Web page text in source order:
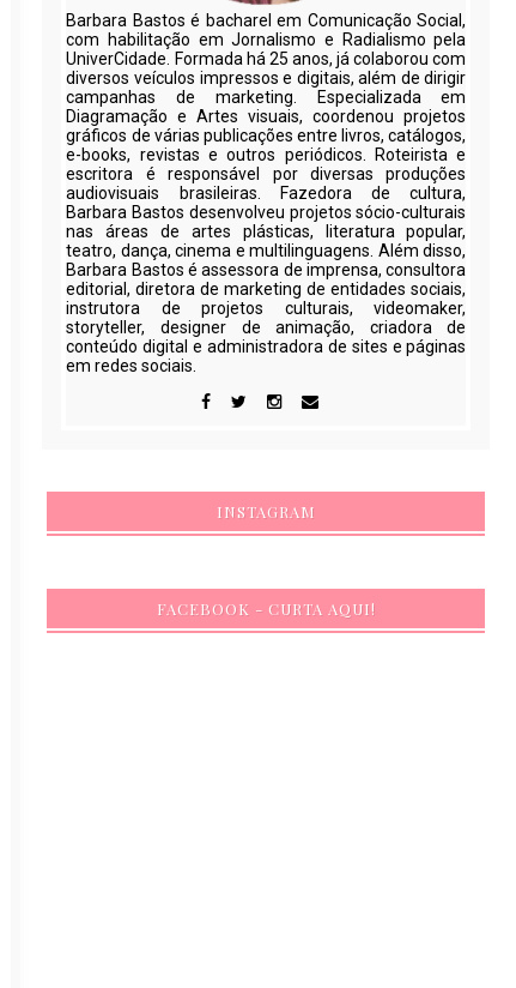
Barbara Bastos é bacharel em Comunicação Social,
com habilitação em Jornalismo e Radialismo pela
UniverCidade. Formada há 25 anos, já colaborou com
diversos veículos impressos e digitais, além de dirigir
campanhas de marketing. Especializada em
Diagramação e Artes visuais, coordenou projetos
gráficos de várias publicações entre livros, catálogos,
e-books, revistas e outros periódicos. Roteirista e
escritora é responsável por diversas produções
audiovisuais brasileiras. Fazedora de cultura,
Barbara Bastos desenvolveu projetos sócio-culturais
nas áreas de artes plásticas, literatura popular,
teatro, dança, cinema e multilinguagens. Além disso,
Barbara Bastos é assessora de imprensa, consultora
editorial, diretora de marketing de entidades sociais,
instrutora de projetos culturais, videomaker,
storyteller, designer de animação, criadora de
conteúdo digital e administradora de sites e páginas
em redes sociais.
INSTAGRAM
FACEBOOK - CURTA AQUI!